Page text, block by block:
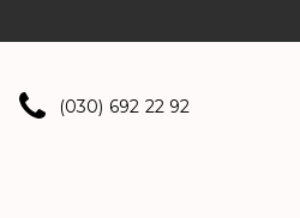
(030) 692 22 92